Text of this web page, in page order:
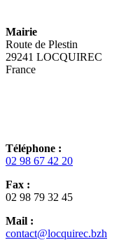
Mairie
Route de Plestin
29241 LOCQUIREC
France
Téléphone :
02 98 67 42 20
Fax :
02 98 79 32 45
Mail :
contact@locquirec.bzh